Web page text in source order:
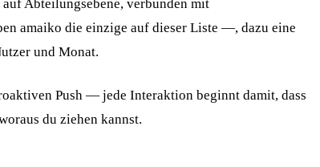
Abteilungsebene, verbunden mit
amaiko die einzige auf dieser Liste —, dazu eine
und Monat.
Push — jede Interaktion beginnt damit, dass
du ziehen kannst.